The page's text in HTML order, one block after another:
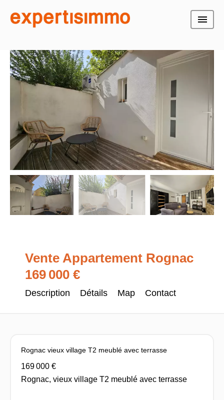
Vente Appartement Rognac
169 000 €
Description Détails Map Contact
Rognac vieux village T2 meublé avec terrasse
169 000 €
Rognac, vieux village T2 meublé avec terrasse